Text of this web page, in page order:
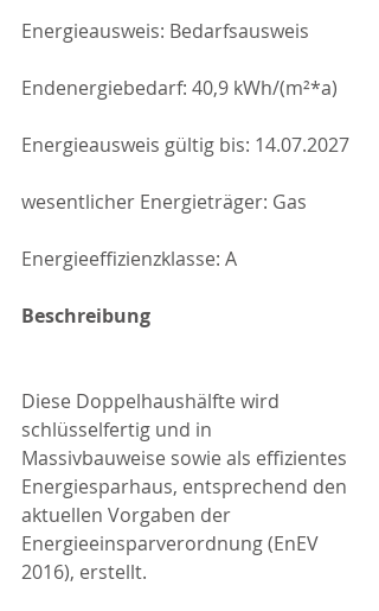
Energieausweis: Bedarfsausweis
Endenergiebedarf: 40,9 kWh/(m²*a)
Energieausweis gültig bis: 14.07.2027
wesentlicher Energieträger: Gas
Energieeffizienzklasse: A
Beschreibung
Diese Doppelhaushälfte wird
schlüsselfertig und in
Massivbauweise sowie als effizientes
Energiesparhaus, entsprechend den
aktuellen Vorgaben der
Energieeinsparverordnung (EnEV
2016), erstellt.